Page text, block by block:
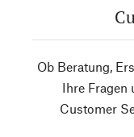
Ob Beratung,
Ihre Fragen
Customer